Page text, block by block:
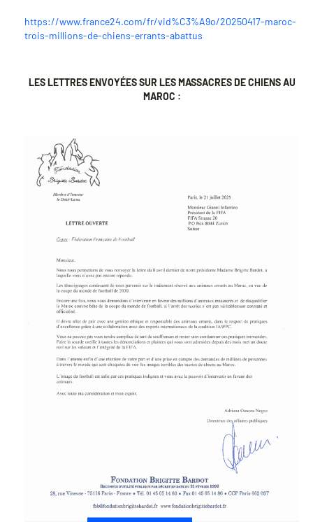
https://www.france24.com/fr/vid%C3%A9o/20250417-maroc-
trois-millions-de-chiens-errants-abattus
LES LETTRES ENVOYÉES SUR LES MASSACRES DE CHIENS AU
MAROC :